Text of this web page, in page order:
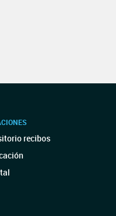
recibos